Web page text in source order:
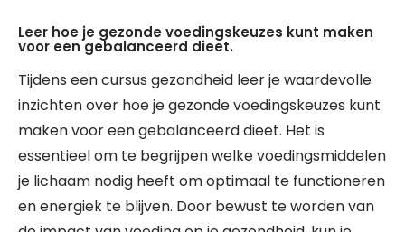
Leer hoe je gezonde voedingskeuzes kunt maken
voor een gebalanceerd dieet.
Tijdens een cursus gezondheid leer je waardevolle
inzichten over hoe je gezonde voedingskeuzes kunt
maken voor een gebalanceerd dieet. Het is
essentieel om te begrijpen welke voedingsmiddelen
je lichaam nodig heeft om optimaal te functioneren
en energiek te blijven. Door bewust te worden van